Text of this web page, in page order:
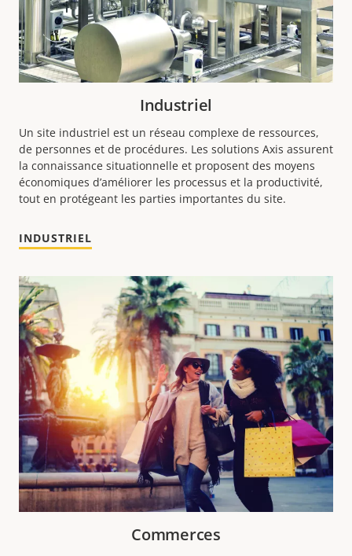
Industriel
Un site industriel est un réseau complexe de ressources,
de personnes et de procédures. Les solutions Axis assurent
la connaissance situationnelle et proposent des moyens
économiques d’améliorer les processus et la productivité,
tout en protégeant les parties importantes du site.
INDUSTRIEL
Commerces